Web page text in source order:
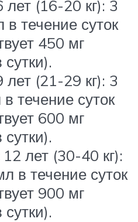
(16-20 кг): 3
течение суток
450 мг
(21-29 кг): 3
течение суток
600 мг
лет (30-40 кг):
в течение суток
900 мг